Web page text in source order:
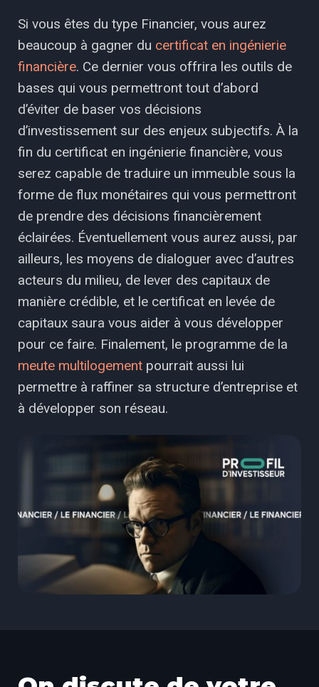
Si vous êtes du type Financier, vous aurez
beaucoup à gagner du certificat en ingénierie
financière. Ce dernier vous offrira les outils de
bases qui vous permettront tout d’abord
d’éviter de baser vos décisions
d’investissement sur des enjeux subjectifs. À la
fin du certificat en ingénierie financière, vous
serez capable de traduire un immeuble sous la
forme de flux monétaires qui vous permettront
de prendre des décisions financièrement
éclairées. Éventuellement vous aurez aussi, par
ailleurs, les moyens de dialoguer avec d’autres
acteurs du milieu, de lever des capitaux de
manière crédible, et le certificat en levée de
capitaux saura vous aider à vous développer
pour ce faire. Finalement, le programme de la
meute multilogement pourrait aussi lui
permettre à raffiner sa structure d’entreprise et
à développer son réseau.